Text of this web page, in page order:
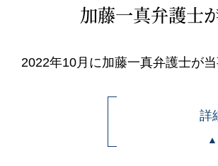
加藤一真弁護士
2022年10月に加藤一真弁護士が
詳